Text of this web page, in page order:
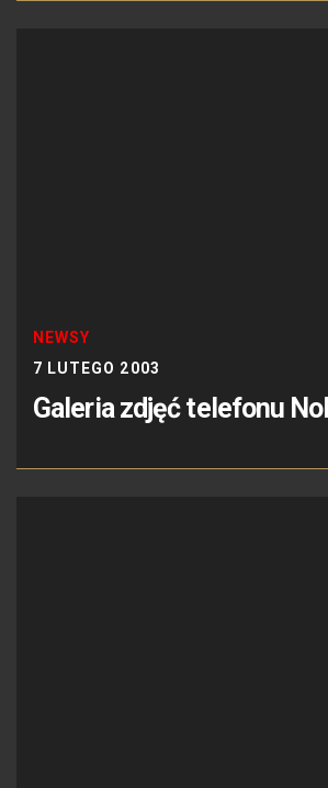
NEWSY
7 LUTEGO 2003
Galeria zdjęć telefonu